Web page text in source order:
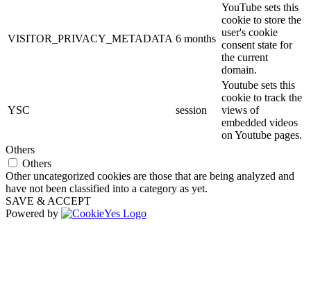
VISITOR_PRIVACY_METADATA 6 months
YouTube sets this
cookie to store the
user's cookie
consent state for
the current
domain.
YSC session
Youtube sets this
cookie to track the
views of
embedded videos
on Youtube pages.
Others
Others
Other uncategorized cookies are those that are being analyzed and
have not been classified into a category as yet.
SAVE & ACCEPT
Powered by